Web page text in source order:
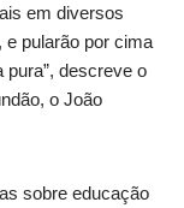
em diversos
e pularão por cima
descreve o
o João
sobre educação